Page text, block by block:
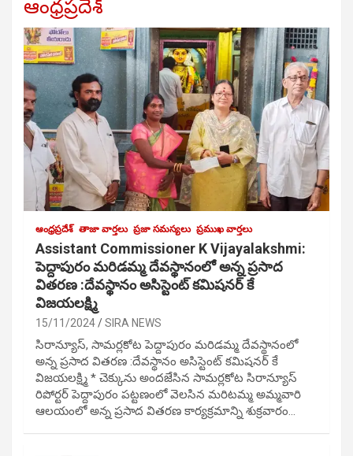
ఆంధ్రప్రదేశ్
ఆంధ్రప్రదేశ్ తాజా వార్తలు ప్రజా సమస్యలు ప్రముఖ వార్తలు
Assistant Commissioner K Vijayalakshmi:
పెద్దాపురం మరిడమ్మ దేవస్థానంలో అన్న ప్రసాద
వితరణ :దేవస్థానం అసిస్టెంట్ కమిషనర్ కే
విజయలక్ష్మి
15/11/2024 SIRA NEWS
సిరాన్యూస్, సామర్లకోట పెద్దాపురం మరిడమ్మ దేవస్థానంలో
అన్న ప్రసాద వితరణ :దేవస్థానం అసిస్టెంట్ కమిషనర్ కే
విజయలక్ష్మి * చెక్కును అందజేసిన సామర్లకోట సిరాన్యూస్
రిపోర్టర్ పెద్దాపురం పట్టణంలో వెలసిన మరిటమ్మ అమ్మవారి
ఆలయంలో అన్న ప్రసాద వితరణ కార్యక్రమాన్ని శుక్రవారం…